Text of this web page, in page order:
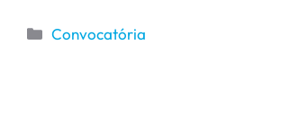
Convocatória